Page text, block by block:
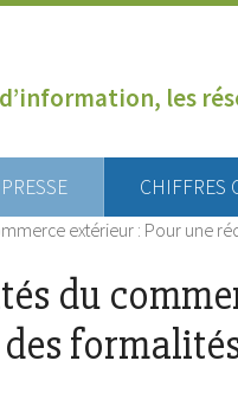
les
CHIFFRES
extérieur : Pour une
du